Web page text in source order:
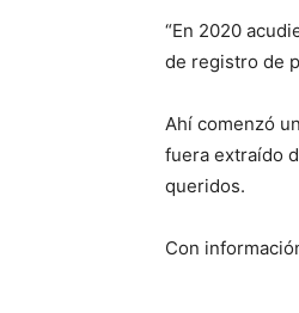
“En 2020
de registro de
Ahí comenzó
fuera extraído
queridos.
Con